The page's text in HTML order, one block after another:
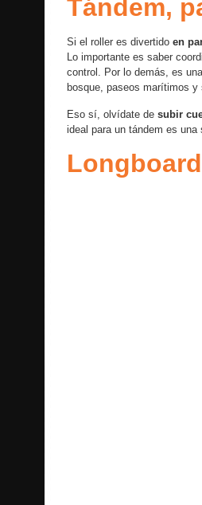
Tándem,
Si el roller es divertido en
Lo importante es saber
control. Por lo demás, es
bosque, paseos marítimos
Eso sí, olvídate de subir
ideal para un tándem es una